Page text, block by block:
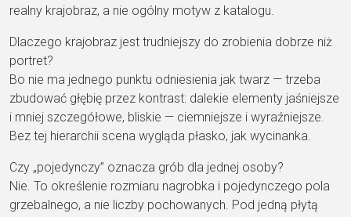
realny krajobraz, a nie ogólny motyw z katalogu.
Dlaczego krajobraz jest trudniejszy do zrobienia dobrze niż
portret?
Bo nie ma jednego punktu odniesienia jak twarz — trzeba
zbudować głębię przez kontrast: dalekie elementy jaśniejsze
i mniej szczegółowe, bliskie — ciemniejsze i wyraźniejsze.
Bez tej hierarchii scena wygląda płasko, jak wycinanka.
Czy „pojedynczy” oznacza grób dla jednej osoby?
Nie. To określenie rozmiaru nagrobka i pojedynczego pola
grzebalnego, a nie liczby pochowanych. Pod jedną płytą